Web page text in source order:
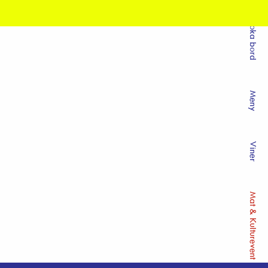
Boka bord
Meny
Viner
Mat & Kulturevent